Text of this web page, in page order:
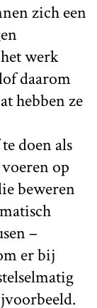
zich een
werk
daarom
hebben ze
doen als
op
beweren
–
er bij